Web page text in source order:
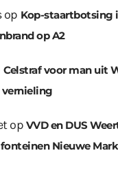
op Kop-staartbotsing
op A2
Celstraf voor man uit
op VVD en DUS
Nieuwe